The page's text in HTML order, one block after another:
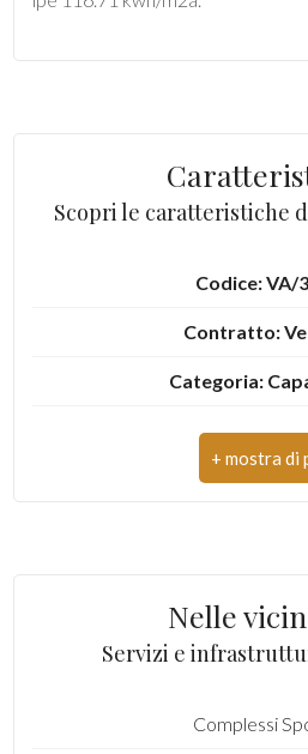
Scopri le caratteristiche
Codice: VA/
Contratto:
Categoria:
Indirizzo: via
CAP:
Totale mq:
Acqua uso
Nelle
Servizi e
Complessi
Qualsiasi
3